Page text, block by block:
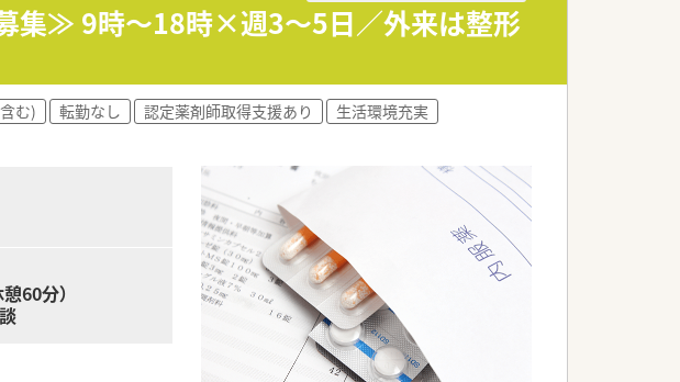
集≫ 9時～18時×週3～5日／外来は整形
む) 転勤なし 認定薬剤師取得支援あり
生活環境充実
60分）